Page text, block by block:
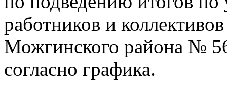
работников и
Можгинского района №
согласно графика.